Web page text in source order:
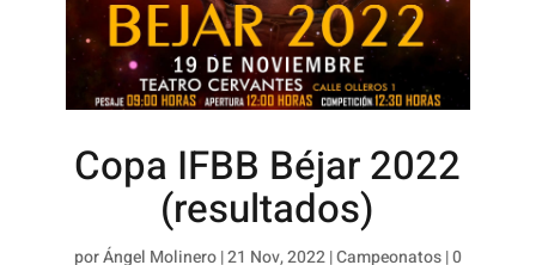
Copa IFBB Béjar 2022
(resultados)
porÁngel Molinero|21 Nov, 2022|Campeonatos|0